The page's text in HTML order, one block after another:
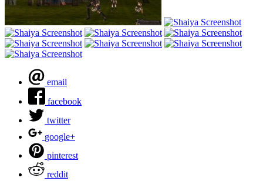
email
facebook
twitter
google+
pinterest
reddit